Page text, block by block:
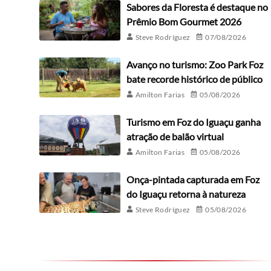
Sabores da Floresta é destaque no
Prêmio Bom Gourmet 2026
Steve Rodríguez 07/08/2026
Avanço no turismo: Zoo Park Foz
bate recorde histórico de público
Amilton Farias 05/08/2026
Turismo em Foz do Iguaçu ganha
atração de balão virtual
Amilton Farias 05/08/2026
Onça-pintada capturada em Foz
do Iguaçu retorna à natureza
Steve Rodríguez 05/08/2026